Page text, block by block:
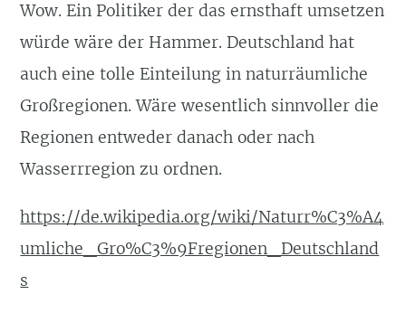
Wow. Ein Politiker der das ernsthaft umsetzen
würde wäre der Hammer. Deutschland hat
auch eine tolle Einteilung in naturräumliche
Großregionen. Wäre wesentlich sinnvoller die
Regionen entweder danach oder nach
Wasserrregion zu ordnen.
https://de.wikipedia.org/wiki/Naturr%C3%A4
umliche_Gro%C3%9Fregionen_Deutschland
s